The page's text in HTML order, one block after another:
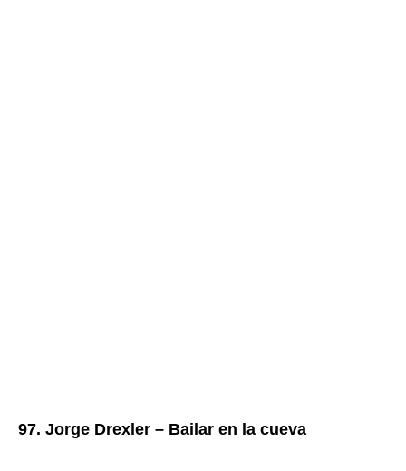
97. Jorge Drexler – Bailar en la cueva